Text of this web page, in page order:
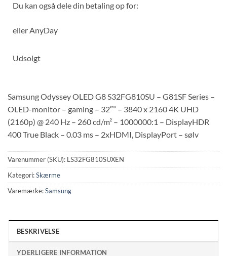
Du kan også dele din betaling op for:
ellerAnyDay
Udsolgt
Samsung Odyssey OLED G8 S32FG810SU – G81SF Series –
OLED-monitor – gaming – 32″” – 3840 x 2160 4K UHD
(2160p) @ 240 Hz – 260 cd/m² – 1000000:1 – DisplayHDR
400 True Black – 0.03 ms – 2xHDMI, DisplayPort – sølv
Varenummer (SKU): LS32FG810SUXEN
Kategori:Skærme
Varemærke:Samsung
BESKRIVELSE
YDERLIGERE INFORMATION